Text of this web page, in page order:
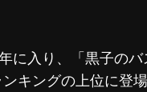
に入り、「黒子の
ンキングの上位に登